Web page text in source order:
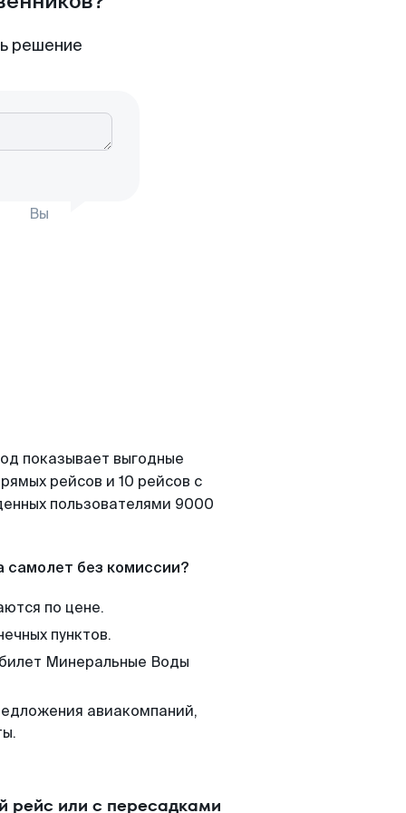
решение
Вы
показывает выгодные
рейсов и 10 рейсов с
пользователями 9000
самолет без комиссии?
по цене.
пунктов.
Минеральные Воды
авиакомпаний,
рейс или с пересадками